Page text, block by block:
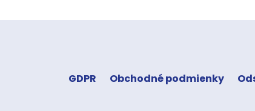
GDPR Obchodné podmienky